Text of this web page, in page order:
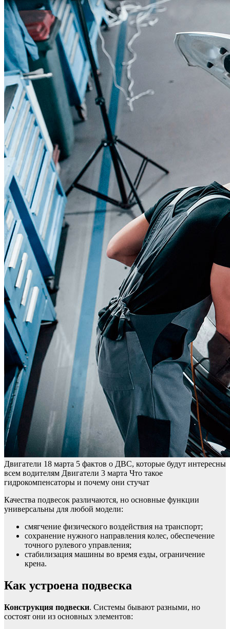
Двигатели 18 марта 5 фактов о ДВС, которые будут интересны
всем водителям Двигатели 3 марта Что такое
гидрокомпенсаторы и почему они стучат
Качества подвесок различаются, но основные функции
универсальны для любой модели:
смягчение физического воздействия на транспорт;
сохранение нужного направления колес, обеспечение
точного рулевого управления;
стабилизация машины во время езды, ограничение
крена.
Как устроена подвеска
Конструкция подвески. Системы бывают разными, но
состоят они из основных элементов: